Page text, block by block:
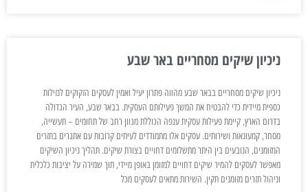
ניכיון שיקים מסחריים באר שבע
ניכיון שיקים מסחריים בבאר שבע מהווה פתרון יעיל ואמין לעסקים הזקוקים לנזילות
כספית מיידית כדי להבטיח את המשך פעילותם העסקית. בבאר שבע, העיר הגדולה
בדרום הארץ, קיימת פעילות עסקית ענפה הכוללת מגוון רחב של תחומים – תעשייה,
מסחר, קמעונאות ושירותים. עסקים אלו מתמודדים לעיתים קרובות עם אתגרים בתזרים
המזומנים, הנובעים בין היתר מתשלומים דחויים בצורת שיקים. תהליך ניכיון השיקים
מאפשר לעסקים להמיר שיקים דחויים למזומן באופן מיידי, תוך שמירה על יציבות כלכלית
וניהול תזרים מזומנים תקין. השירות מתאים לעסקים מכל